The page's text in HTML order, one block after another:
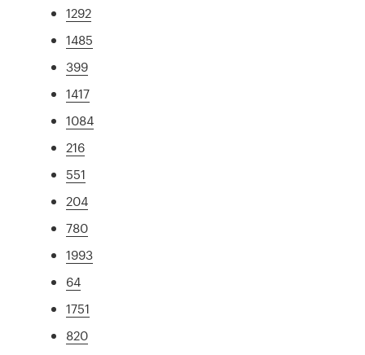
1292
1485
399
1417
1084
216
551
204
780
1993
64
1751
820